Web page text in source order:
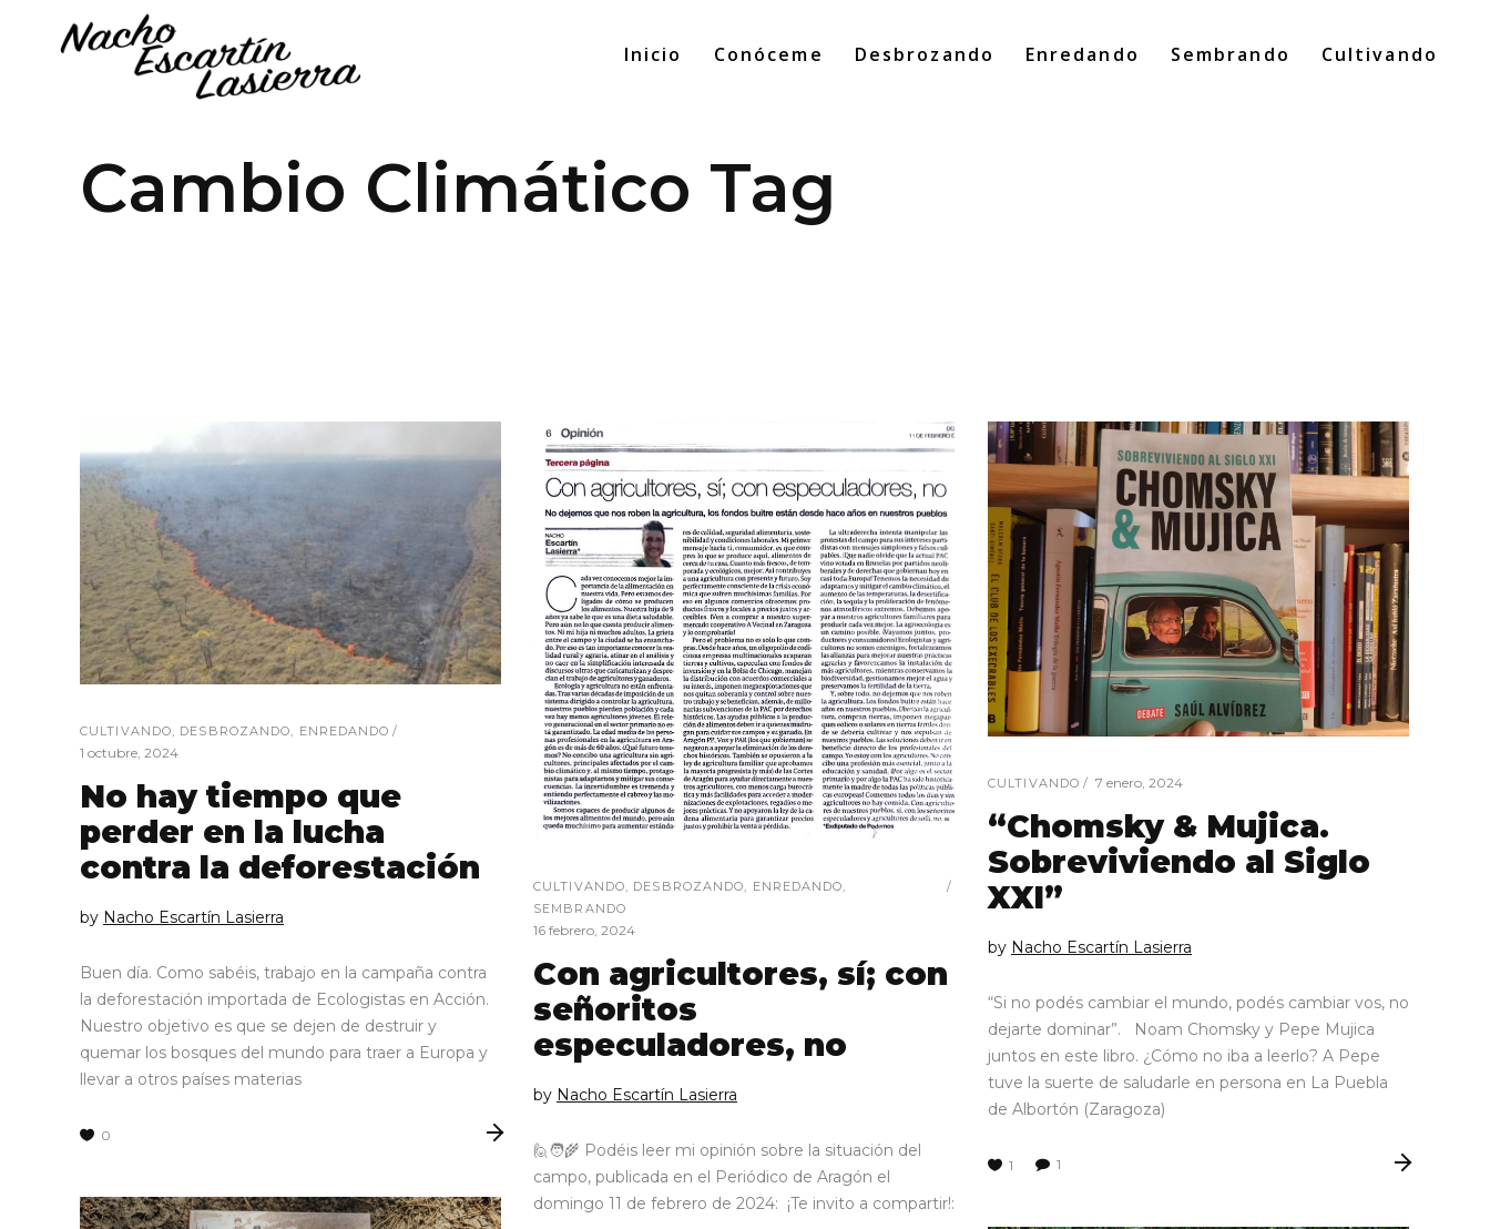
Inicio Conóceme Desbrozando Enredando Sembrando Cultivando
Cambio Climático Tag
CULTIVANDO, DESBROZANDO, ENREDANDO
1 octubre, 2024
No hay tiempo que
perder en la lucha
contra la deforestación
by Nacho Escartín Lasierra
Buen día. Como sabéis, trabajo en la campaña contra
la deforestación importada de Ecologistas en Acción.
Nuestro objetivo es que se dejen de destruir y
quemar los bosques del mundo para traer a Europa y
llevar a otros países materias
0
CULTIVANDO, DESBROZANDO, ENREDANDO,
SEMBRANDO
16 febrero, 2024
Con agricultores, sí; con
señoritos
especuladores, no
by Nacho Escartín Lasierra
🙋🧑‍🌾 Podéis leer mi opinión sobre la situación del
campo, publicada en el Periódico de Aragón el
domingo 11 de febrero de 2024: ¡Te invito a compartir!:
CULTIVANDO 7 enero, 2024
“Chomsky & Mujica.
Sobreviviendo al Siglo
XXI”
by Nacho Escartín Lasierra
“Si no podés cambiar el mundo, podés cambiar vos, no
dejarte dominar”. Noam Chomsky y Pepe Mujica
juntos en este libro. ¿Cómo no iba a leerlo? A Pepe
tuve la suerte de saludarle en persona en La Puebla
de Albortón (Zaragoza)
1 1